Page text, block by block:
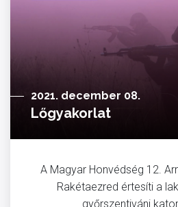
2021. december 08.
Lőgyakorlat
A Magyar Honvédség 12.
Rakétaezred értesíti a
győrszentiváni